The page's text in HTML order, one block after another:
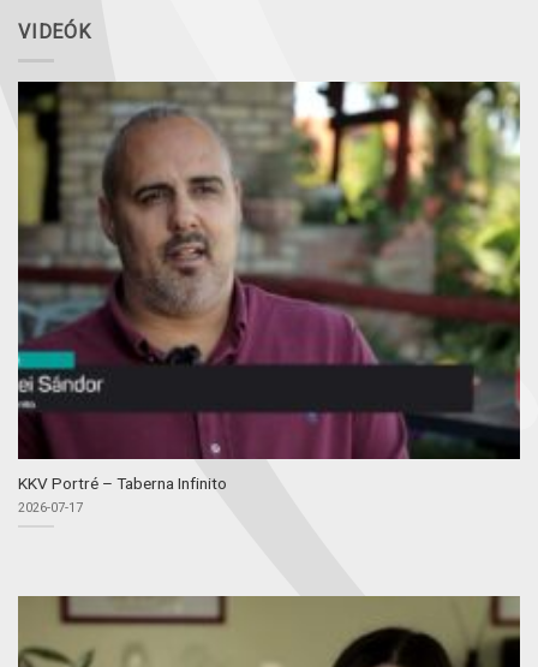
VIDEÓK
KKV Portré – Taberna Infinito
2026-07-17